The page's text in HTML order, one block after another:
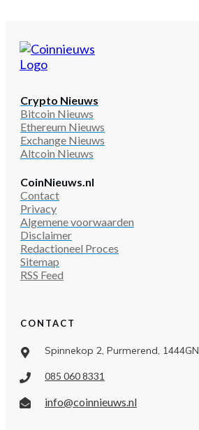
Crypto Nieuws
Bitcoin Nieuws
Ethereum Nieuws
Exchange Nieuws
Altcoin Nieuws
CoinNieuws.nl
Contact
Privacy
Algemene voorwaarden
Disclaimer
Redactioneel Proces
Sitemap
RSS Feed
CONTACT
Spinnekop 2, Purmerend, 1444GN
085 060 8331
info@coinnieuws.nl